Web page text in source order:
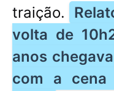
traição.
volta de
anos
com a